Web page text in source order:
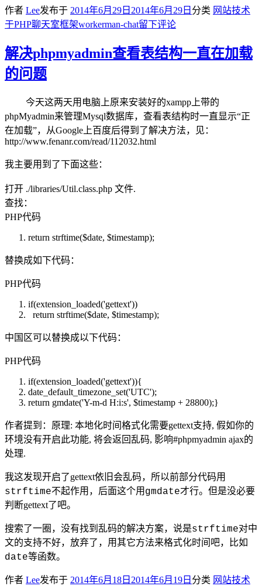
作者 Lee发布于 2014年6月29日 2014年6月29日 分类 网站技术
于PHP聊天室框架workerman-chat留下评论
解决phpmyadmin查看表结构一直在加载
的问题
今天这两天用电脑上原来安装好的xampp上带的
phpMyadmin来管理Mysql数据库，查看表结构时一直显示“正
在加载”，从Google上百度后得到了解决方法，见：
http://www.fenanr.com/read/112032.html
我主要用到了下面这些：
打开 ./libraries/Util.class.php 文件.
查找：
PHP代码
return strftime($date, $timestamp);
替换成如下代码：
PHP代码
if(extension_loaded('gettext'))
return strftime($date, $timestamp);
中国区可以替换成以下代码：
PHP代码
if(extension_loaded('gettext')){
date_default_timezone_set('UTC');
return gmdate('Y-m-d H:i:s', $timestamp + 28800);}
作者提到：原理: 本地化时间格式化需要gettext支持, 假如你的
环境没有开启此功能, 将会返回乱码, 影响#phpmyadmin ajax的
处理.
我这发现开启了gettext依旧会乱码，所以前部分代码用
strftime不起作用，后面这个用 gmdate才行。但是没必要
判断gettext了吧。
搜索了一圈，没有找到乱码的解决方案，说是strftime对中
文的支持不好，放弃了，用其它方法来格式化时间吧，比如
date等函数。
作者 Lee发布于 2014年6月18日 2014年6月19日 分类 网站技术